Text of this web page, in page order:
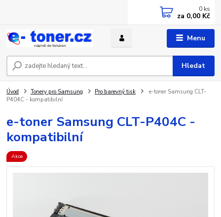
Menu
Hledat
0 ks
za 0,00 Kč
Úvod Tonery pro Samsung Pro barevný tisk
e-toner Samsung CLT-
P404C - kompatibilní
e-toner Samsung CLT-P404C -
kompatibilní
Akce